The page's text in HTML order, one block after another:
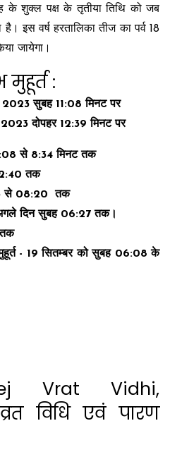
के शुक्ल पक्ष के तृतीया तिथि को जब
है। इस वर्ष हरतालिका तीज का पर्व 18
जायेगा।
:
2023 सुबह 11:08 मिनट पर
2023 दोपहर 12:39 मिनट पर
से 8:34 मिनट तक
तक
से 08:20 तक
दिन सुबह 06:27 तक।
तक
मुहूर्त - 19 सितम्बर को सुबह 06:08 के
Vrat Vidhi,
विधि एवं पारण